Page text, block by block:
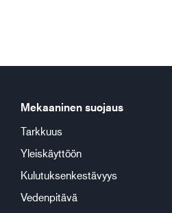
Mekaaninen suojaus
Tarkkuus
Yleiskäyttöön
Kulutuksenkestävyys
Vedenpitävä